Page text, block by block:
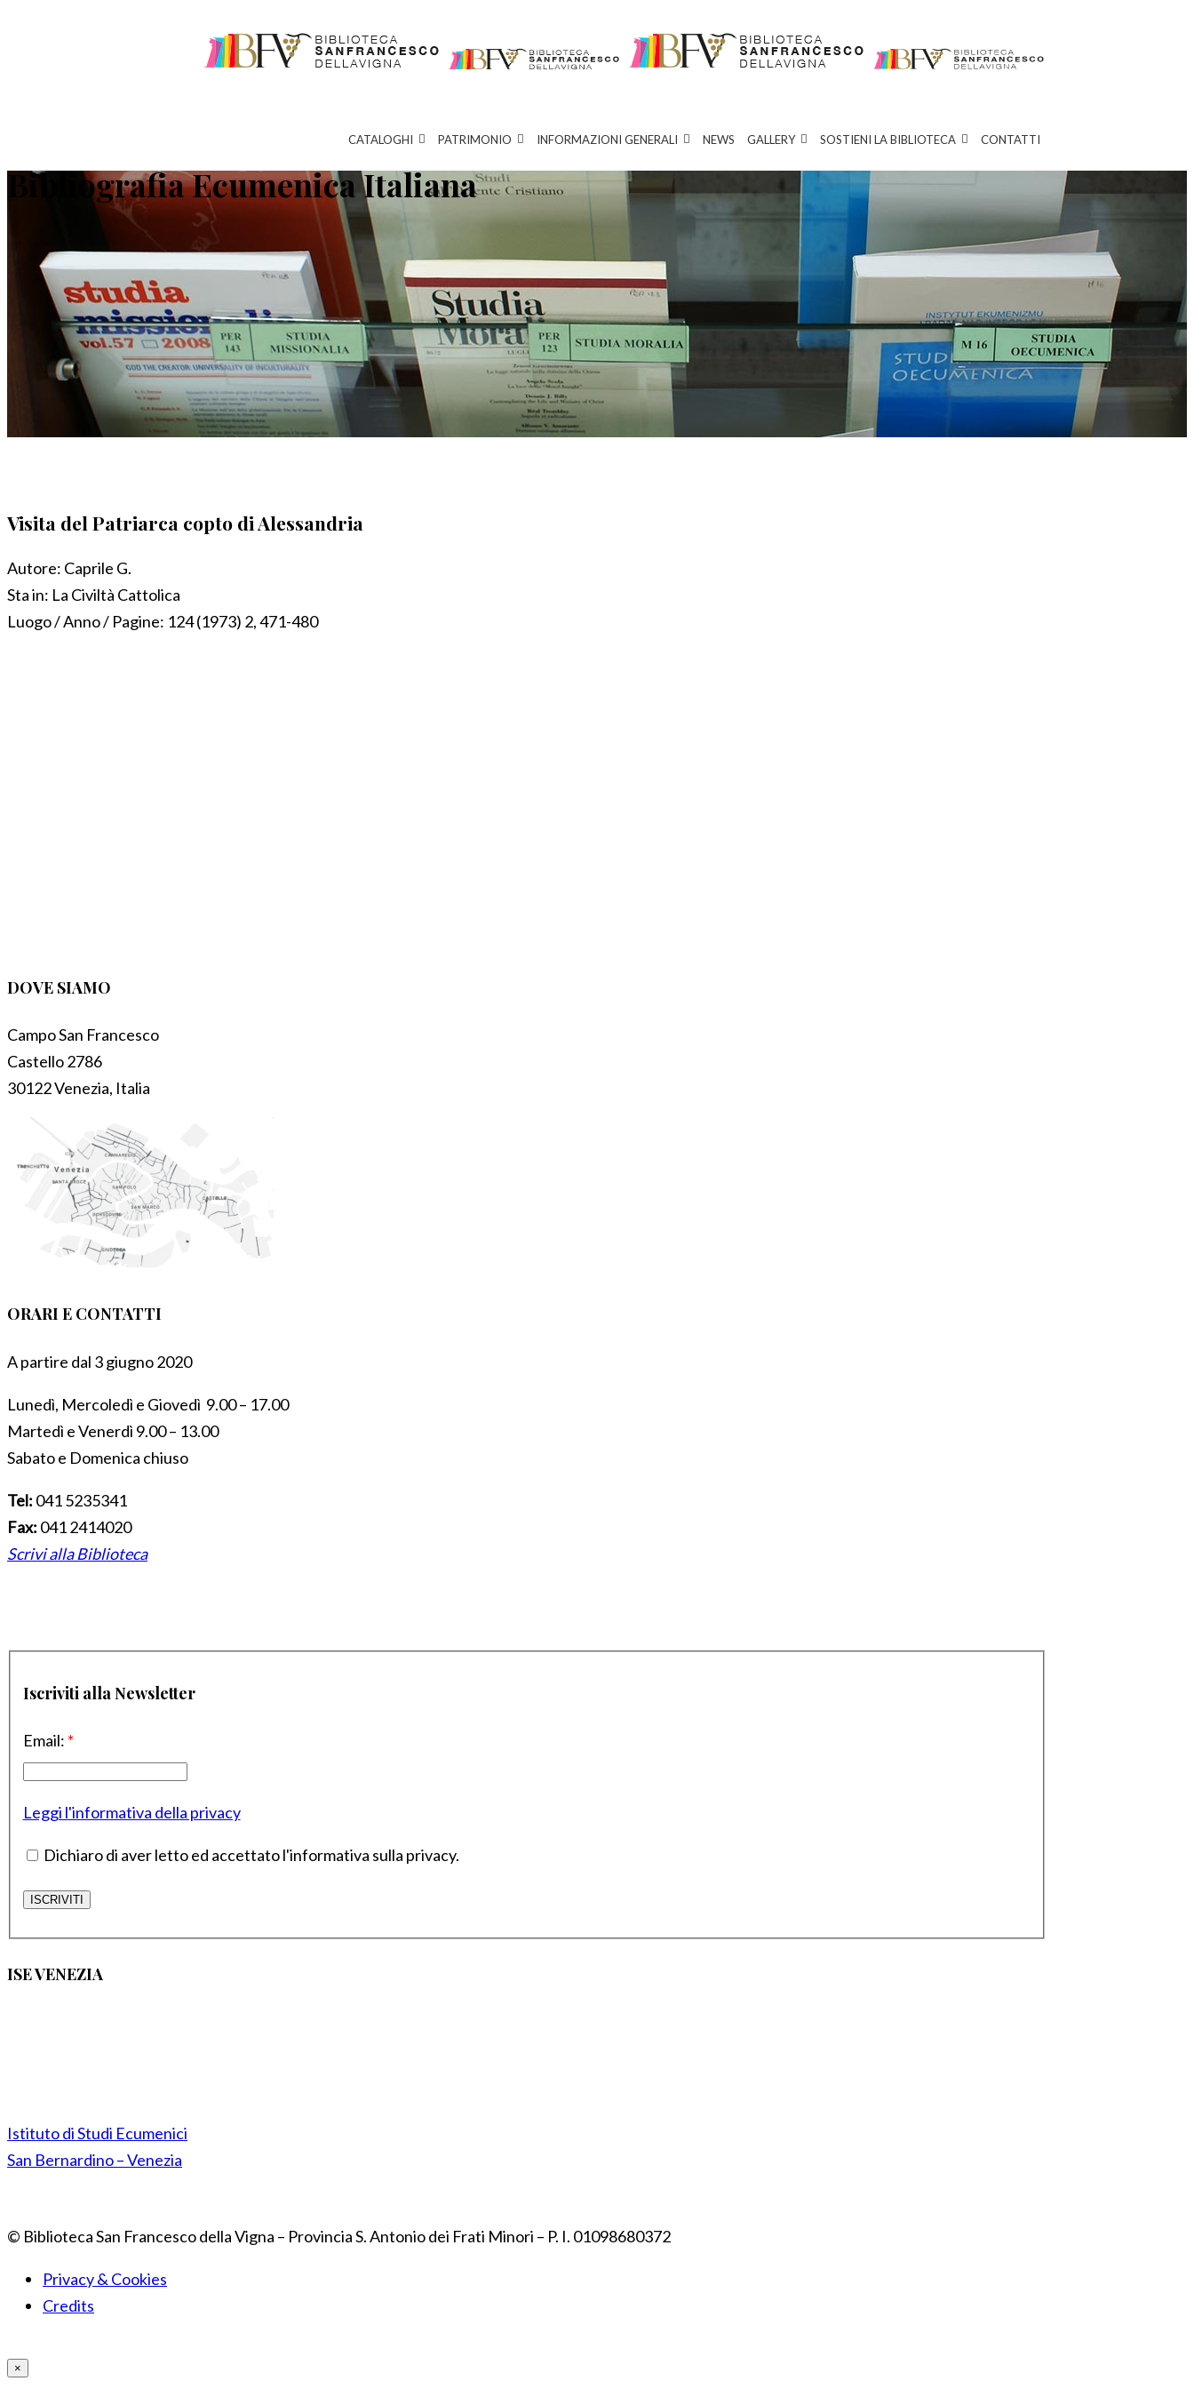
CATALOGHI PATRIMONIO INFORMAZIONI GENERALI NEWS GALLERY SOSTIENI LA BIBLIOTECA CONTATTI
Bibliografia Ecumenica Italiana
Visita del Patriarca copto di Alessandria
Autore: Caprile G.
Sta in: La Civiltà Cattolica
Luogo / Anno / Pagine: 124 (1973) 2, 471-480
DOVE SIAMO
Campo San Francesco
Castello 2786
30122 Venezia, Italia
ORARI E CONTATTI
A partire dal 3 giugno 2020
Lunedì, Mercoledì e Giovedì 9.00 – 17.00
Martedì e Venerdì 9.00 – 13.00
Sabato e Domenica chiuso
Tel: 041 5235341
Fax: 041 2414020
Scrivi alla Biblioteca
Iscriviti alla Newsletter
Email: *
Leggi l'informativa della privacy
Dichiaro di aver letto ed accettato l'informativa sulla privacy.
ISE VENEZIA
Istituto di Studi Ecumenici
San Bernardino – Venezia
© Biblioteca San Francesco della Vigna – Provincia S. Antonio dei Frati Minori – P. I. 01098680372
Privacy & Cookies
Credits
×